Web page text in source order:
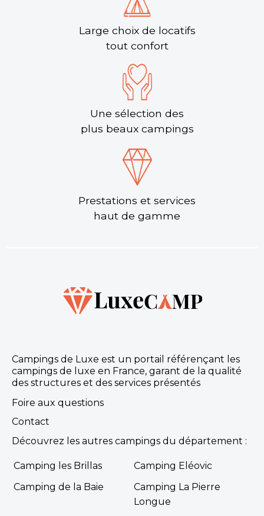
Large choix de locatifs
tout confort
Une sélection des
plus beaux campings
Prestations et services
haut de gamme
Campings de Luxe est un portail référençant les
campings de luxe en France, garant de la qualité
des structures et des services présentés
Foire aux questions
Contact
Découvrez les autres campings du département :
Camping les Brillas
Camping Eléovic
Camping de la Baie
Camping La Pierre
Longue